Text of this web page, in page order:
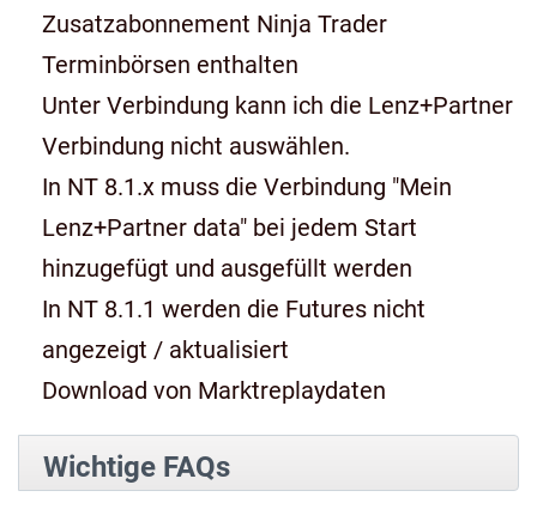
Zusatzabonnement Ninja Trader
Terminbörsen enthalten
Unter Verbindung kann ich die Lenz+Partner
Verbindung nicht auswählen.
In NT 8.1.x muss die Verbindung "Mein
Lenz+Partner data" bei jedem Start
hinzugefügt und ausgefüllt werden
In NT 8.1.1 werden die Futures nicht
angezeigt / aktualisiert
Download von Marktreplaydaten
Wichtige FAQs